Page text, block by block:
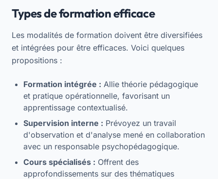
Types de formation efficace
Les modalités de formation doivent être diversifiées
et intégrées pour être efficaces. Voici quelques
propositions :
Formation intégrée : Allie théorie pédagogique
et pratique opérationnelle, favorisant un
apprentissage contextualisé.
Supervision interne : Prévoyez un travail
d'observation et d'analyse mené en collaboration
avec un responsable psychopédagogique.
Cours spécialisés : Offrent des
approfondissements sur des thématiques